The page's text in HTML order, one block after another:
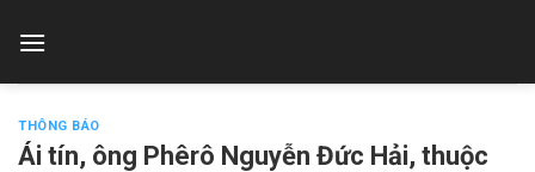
THÔNG BÁO
Ái tín, ông Phêrô Nguyễn Đức Hải, thuộc